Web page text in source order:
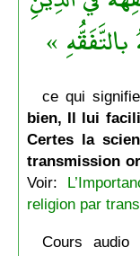
بالتَّفَقُّهِ »
ce qui
bien, Il lui
Certes la
transmission
Voir:
religion par
Cours